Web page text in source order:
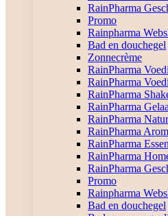
RainPharma
Promo
Rainpharma
Bad en douchegel
Zonnecrème
RainPharma
RainPharma
RainPharma
RainPharma
RainPharma
RainPharma
RainPharma
RainPharma
RainPharma
Promo
Rainpharma
Bad en douchegel